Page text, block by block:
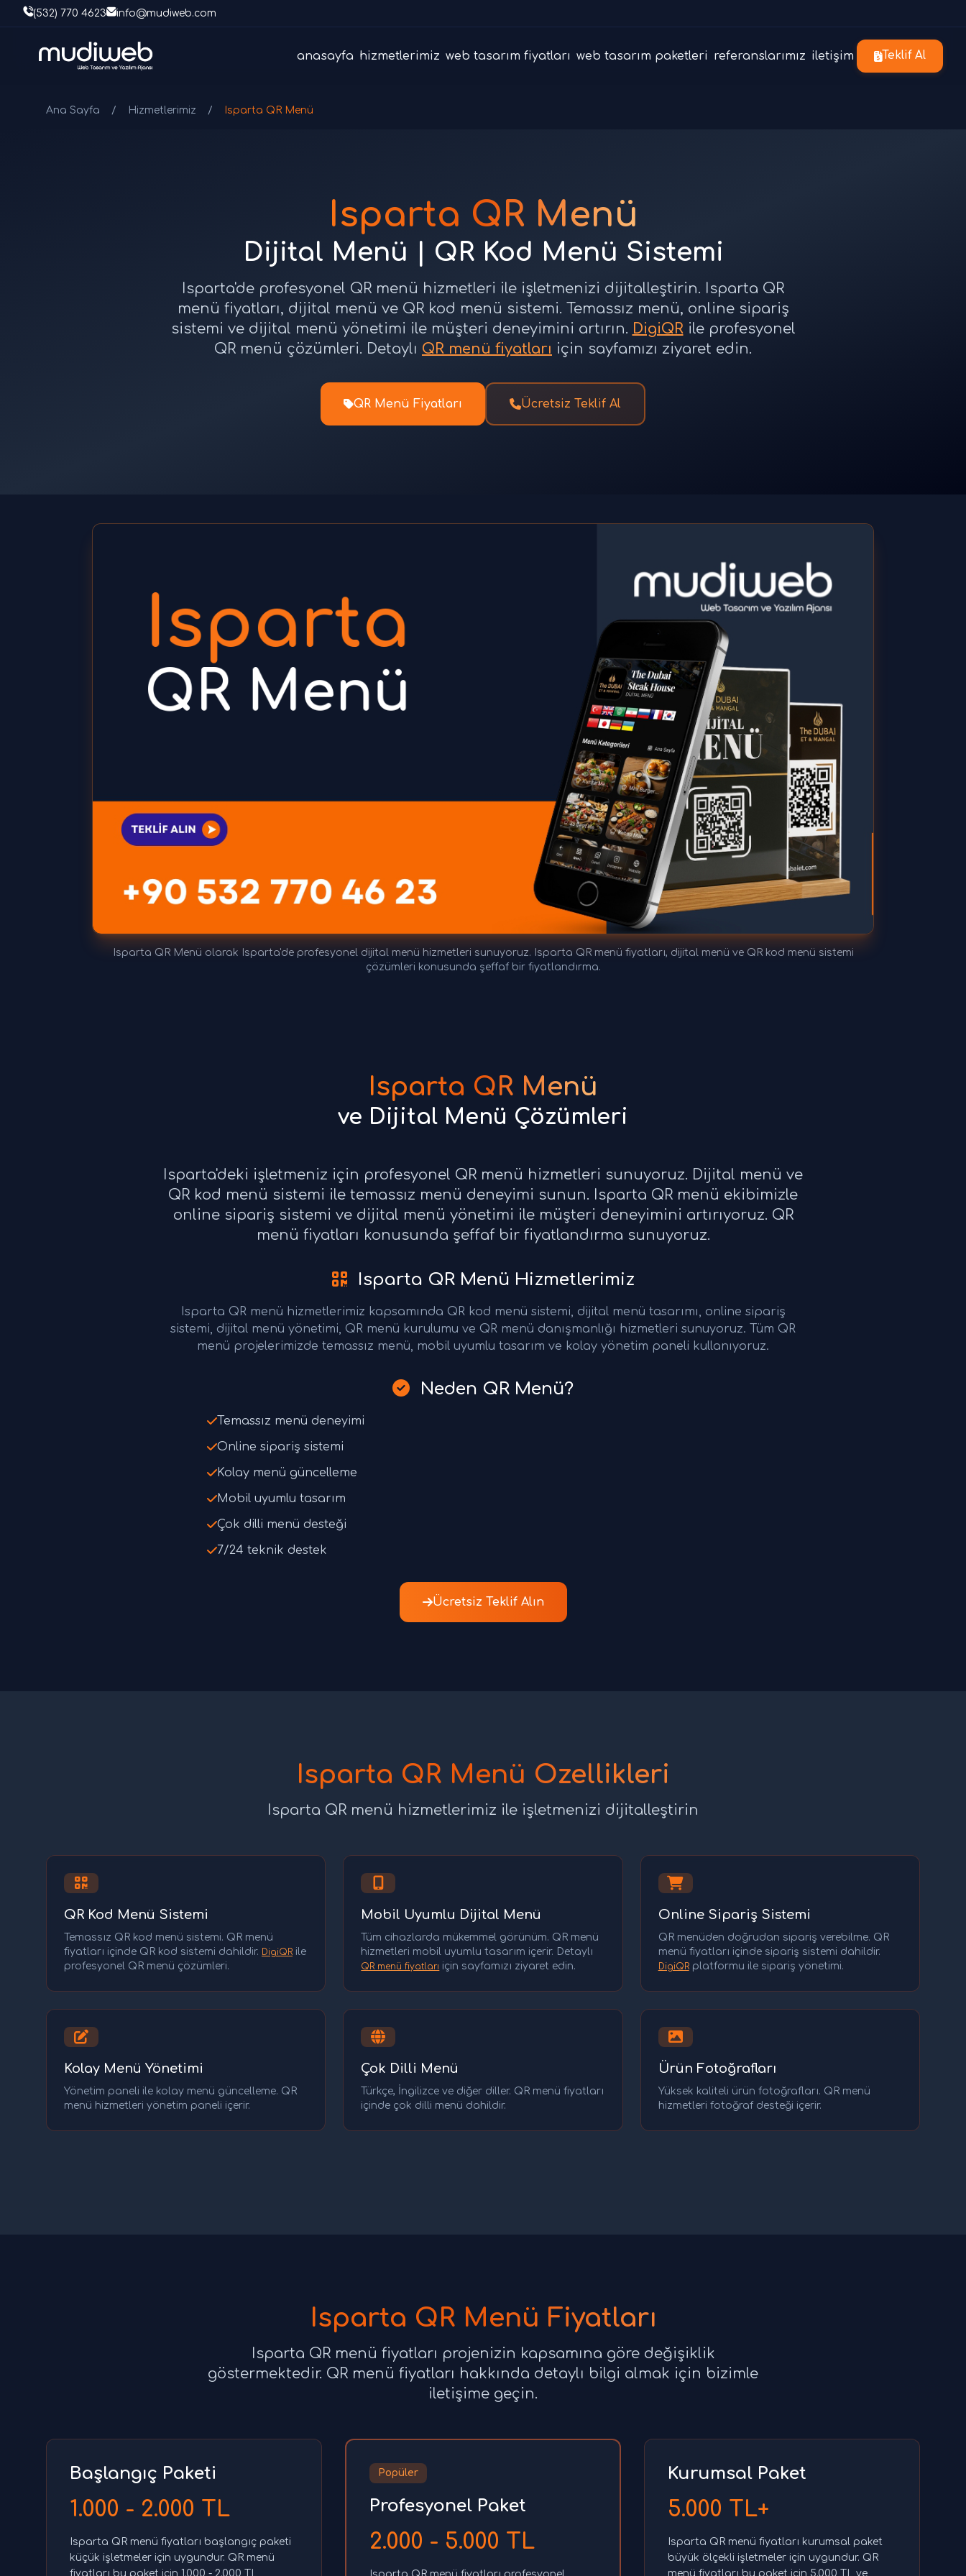
(532) 770 4623 info@mudiweb.com
anasayfa hizmetlerimiz web tasarım fiyatları web tasarım paketleri referanslarımız iletişim Teklif Al
Ana Sayfa / Hizmetlerimiz / Isparta QR Menü
Isparta QR Menü
Dijital Menü | QR Kod Menü Sistemi
Isparta'de profesyonel QR menü hizmetleri ile işletmenizi dijitalleştirin. Isparta QR
menü fiyatları, dijital menü ve QR kod menü sistemi. Temassız menü, online sipariş
sistemi ve dijital menü yönetimi ile müşteri deneyimini artırın. DigiQRile profesyonel
QR menü çözümleri. Detaylı QR menü fiyatları için sayfamızı ziyaret edin.
QR Menü Fiyatları Ücretsiz Teklif Al
Isparta QR Menü olarak Isparta'de profesyonel dijital menü hizmetleri sunuyoruz. Isparta QR menü fiyatları, dijital menü ve QR kod menü sistemi
çözümleri konusunda şeffaf bir fiyatlandırma.
Isparta QR Menü
ve Dijital Menü Çözümleri
Isparta'deki işletmeniz için profesyonel QR menü hizmetleri sunuyoruz. Dijital menü ve
QR kod menü sistemi ile temassız menü deneyimi sunun. Isparta QR menü ekibimizle
online sipariş sistemi ve dijital menü yönetimi ile müşteri deneyimini artırıyoruz. QR
menü fiyatları konusunda şeffaf bir fiyatlandırma sunuyoruz.
Isparta QR Menü Hizmetlerimiz
Isparta QR menü hizmetlerimiz kapsamında QR kod menü sistemi, dijital menü tasarımı, online sipariş
sistemi, dijital menü yönetimi, QR menü kurulumu ve QR menü danışmanlığı hizmetleri sunuyoruz. Tüm QR
menü projelerimizde temassız menü, mobil uyumlu tasarım ve kolay yönetim paneli kullanıyoruz.
Neden QR Menü?
Temassız menü deneyimi
Online sipariş sistemi
Kolay menü güncelleme
Mobil uyumlu tasarım
Çok dilli menü desteği
7/24 teknik destek
Ücretsiz Teklif Alın
Isparta QR Menü Özellikleri
Isparta QR menü hizmetlerimiz ile işletmenizi dijitalleştirin
QR Kod Menü Sistemi
Temassız QR kod menü sistemi. QR menü
fiyatları içinde QR kod sistemi dahildir. DigiQR ile
profesyonel QR menü çözümleri.
Mobil Uyumlu Dijital Menü
Tüm cihazlarda mükemmel görünüm. QR menü
hizmetleri mobil uyumlu tasarım içerir. Detaylı
QR menü fiyatları için sayfamızı ziyaret edin.
Online Sipariş Sistemi
QR menüden doğrudan sipariş verebilme. QR
menü fiyatları içinde sipariş sistemi dahildir.
DigiQRplatformu ile sipariş yönetimi.
Kolay Menü Yönetimi
Yönetim paneli ile kolay menü güncelleme. QR
menü hizmetleri yönetim paneli içerir.
Çok Dilli Menü
Türkçe, İngilizce ve diğer diller. QR menü fiyatları
içinde çok dilli menü dahildir.
Ürün Fotoğrafları
Yüksek kaliteli ürün fotoğrafları. QR menü
hizmetleri fotoğraf desteği içerir.
Isparta QR Menü Fiyatları
Isparta QR menü fiyatları projenizin kapsamına göre değişiklik
göstermektedir. QR menü fiyatları hakkında detaylı bilgi almak için bizimle
iletişime geçin.
Başlangıç Paketi
1.000 - 2.000 TL
Isparta QR menü fiyatları başlangıç paketi
küçük işletmeler için uygundur. QR menü
fiyatları bu paket için 1.000 - 2.000 TL
Popüler
Profesyonel Paket
2.000 - 5.000 TL
Kurumsal Paket
5.000 TL+
Isparta QR menü fiyatları kurumsal paket
büyük ölçekli işletmeler için uygundur. QR
menü fiyatları bu paket için 5.000 TL ve